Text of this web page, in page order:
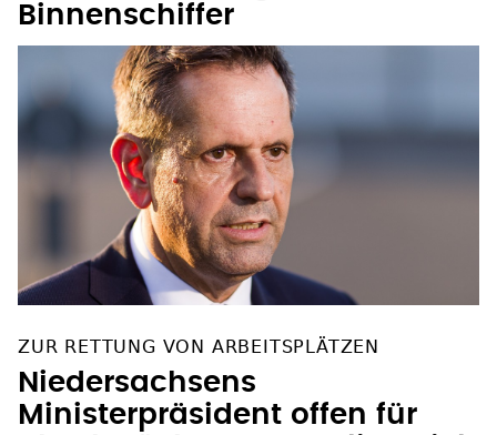
Binnenschiffer
ZUR RETTUNG VON ARBEITSPLÄTZEN
Niedersachsens
Ministerpräsident offen für